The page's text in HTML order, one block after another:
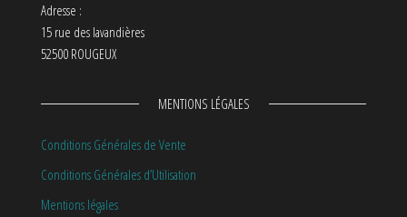
Adresse :
15 rue des lavandières
52500 ROUGEUX
MENTIONS LÉGALES
Conditions Générales de Vente
Conditions Générales d’Utilisation
Mentions légales